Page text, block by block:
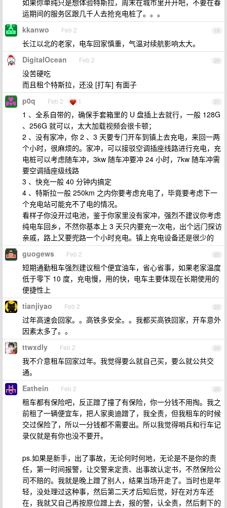
如果你单纯只是想体验特斯拉，周末在城市里开开吧，不要在春
运期间的服务区跟几千人去抢充电桩了。。。
19
kkanwo Feb 2
长江以北的老家，电车回家慎重，气温对续航影响太大。
20
DigitaIOcean Feb 2
没苦硬吃
而且租个特斯拉，还没 [打车] 有面子
21
p0q Feb 2 1
1 、全系自带的，确保手套箱里的 U 盘插上去就行，一般 128G
、256G 就可以，太大加载视频会很卡顿；
2 、没有家冲，你 2 、3 天要专门开车到镇上去充电，来回一两
个小时，很麻烦的。家冲，可以接驳空调插座线路进行充电，充
电桩可以考虑随车冲，3kw 随车冲要冲 24 小时，7kw 随车冲需
要空调插座级线路
3 、快充一般 40 分钟内搞定
4 、特斯拉一般 250km 之内你要考虑充电了，毕竟要考虑下一
个充电站可能充不了电的情况。
看样子你没开过电池，鉴于你家里没有家冲，强烈不建议你考虑
纯电车回乡，不然你基本上 3 天只内要充一次电，出个远门探访
亲戚，路上又要兜路一个小时充电。镇上充电设备还是很少的
22
guogews Feb 2
短期通勤租车强烈建议租个便宜油车，省心省事，如果老家温度
低于零下 10 度，充电慢，用的快，电车主要体现在长期使用的
便捷性上
23
tianjiyao Feb 2
过年高速会回家。。高铁多安全。。我都买高铁回家，开车意外
因素太多了。。
24
ttwxdly Feb 2
我不介意租车回家过年。我觉得要么就自己买，要么就公共交
通。
25
Eathein Feb 2
租车都有保险吧，反正蹭了撞了有保险，你一分钱不用掏。我之
前租了一辆便宜车，把人家奥迪蹭了，我全责，但我租车的时候
交过保险了，所以一分钱都不需要出。所以我觉得哨兵和行车记
录仪就是有你也没不要开。
ps.如果是新手，出了事故，无论何时何地，无论是不是你的责
任，第一时间报警，让交警来定责、出事故认定书，不然保险公
司不赔的。我就是晚上蹭了别人，结果当场开走了。当时也是年
轻，没处理过这种事，然后第二天才后知后觉，好在对方车还
在，我就又自己再按原位蹭上去，报的警，认全责，然后剩下的